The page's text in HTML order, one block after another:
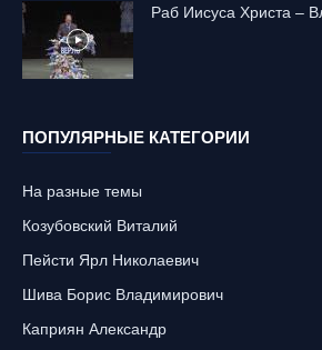
Раб Иисуса Христа –
ПОПУЛЯРНЫЕ КАТЕГОРИИ
На разные темы
Козубовский Виталий
Пейсти Ярл Николаевич
Шива Борис Владимирович
Каприян Александр